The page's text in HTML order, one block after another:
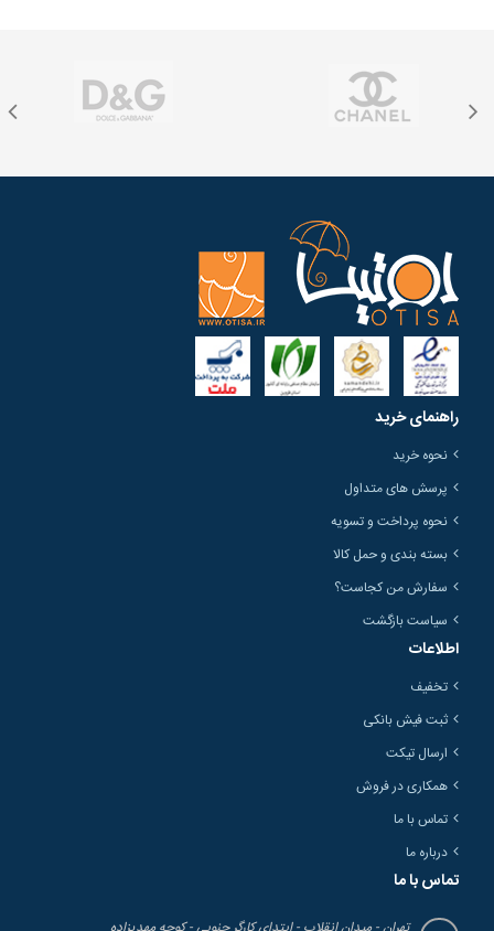
راهنمای خرید
نحوه خرید
پرسش های متداول
نحوه پرداخت و تسویه
بسته بندی و حمل کالا
سفارش من کجاست؟
سیاست بازگشت
اطلاعات
تخفیف
ثبت فیش بانکی
ارسال تیکت
همکاری در فروش
تماس با ما
درباره ما
تماس با ما